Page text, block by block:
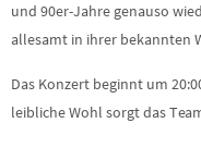
und 90er-Jahre genauso
allesamt in ihrer bekannten
Das Konzert beginnt um
leibliche Wohl sorgt das